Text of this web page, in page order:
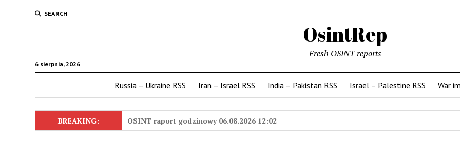
SEARCH
OsintRep
6 sierpnia, 2026
Fresh OSINT reports
Russia – Ukraine RSS Iran – Israel RSS India – Pakistan RSS Israel – Palestine RSS War
BREAKING: OSINT raport godzinowy 06.08.2026 12:02